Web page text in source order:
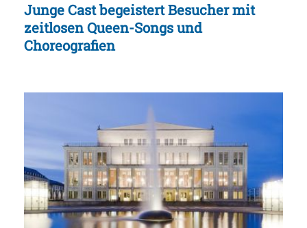
Junge Cast begeistert Besucher mit
zeitlosen Queen-Songs und
Choreografien